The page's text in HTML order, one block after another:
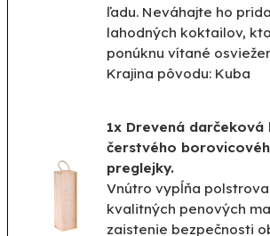
ľadu. Neváhajte ho
lahodných koktailov,
ponúknu vítané
Krajina pôvodu: Kuba
1x Drevená darčeková
čerstvého
preglejky.
Vnútro vypĺňa
kvalitných penových
zaistenie bezpečnosti